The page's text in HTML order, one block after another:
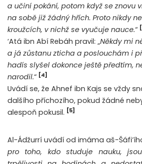
a učiní pokání, potom když se znovu
na sobě již žádný hřích. Proto nikdy
kroužcích, v nichž se vyučuje nauce.“
‘Atá ibn Abí Rebáh pravil: „Někdy mi
a já zůstanu zticha a poslouchám i
hadís slyšel dokonce ještě předtím,
narodil.“ [4]
Uvádí se, že Ahnef ibn Kajs se vždy
dalšího příchozího, pokud žádné
alespoň pokusil. [5]
Al-Ádžurrí uvádí od imáma aš-
pro toho, kdo studuje nauku,